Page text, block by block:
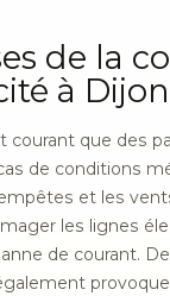
de la
à Dijon
courant que des
de conditions
et les
les lignes
de courant.